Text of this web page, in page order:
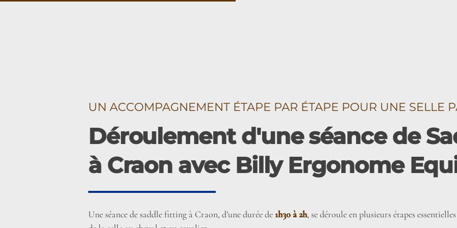
UN ACCOMPAGNEMENT ÉTAPE PAR ÉTAPE POUR UNE SELLE
Déroulement d'une séance de
à Craon avec Billy Ergonome
Une séance de saddle fitting à Craon, d’une durée de1h30 à 2h, se déroule en plusieurs étapes